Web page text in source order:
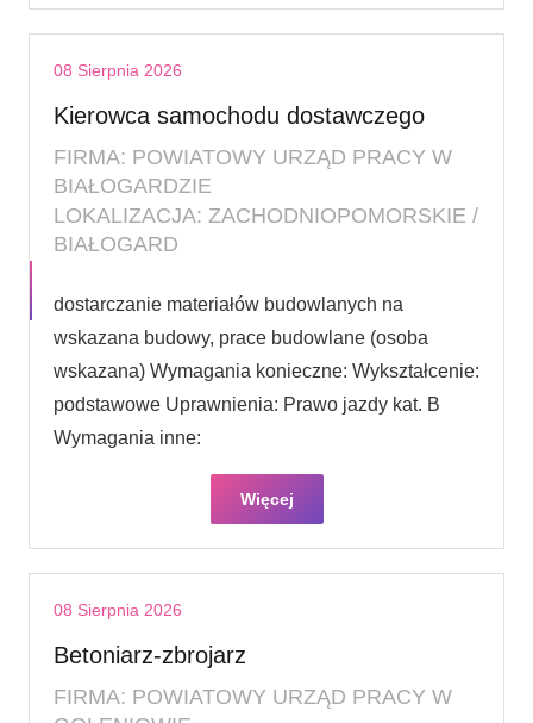
08 Sierpnia 2026
Kierowca samochodu dostawczego
FIRMA: POWIATOWY URZĄD PRACY W
BIAŁOGARDZIE
LOKALIZACJA: ZACHODNIOPOMORSKIE /
BIAŁOGARD
dostarczanie materiałów budowlanych na
wskazana budowy, prace budowlane (osoba
wskazana) Wymagania konieczne: Wykształcenie:
podstawowe Uprawnienia: Prawo jazdy kat. B
Wymagania inne:
Więcej
08 Sierpnia 2026
Betoniarz-zbrojarz
FIRMA: POWIATOWY URZĄD PRACY W